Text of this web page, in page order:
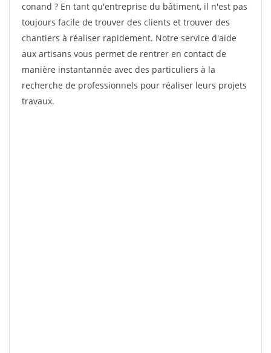
conand ? En tant qu'entreprise du bâtiment, il n'est pas
toujours facile de trouver des clients et trouver des
chantiers à réaliser rapidement. Notre service d'aide
aux artisans vous permet de rentrer en contact de
manière instantannée avec des particuliers à la
recherche de professionnels pour réaliser leurs projets
travaux.